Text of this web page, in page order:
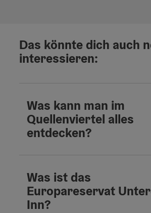
Das könnte dich auch
interessieren:
Was kann man im
Quellenviertel alles
entdecken?
Was ist das
Europareservat
Inn?